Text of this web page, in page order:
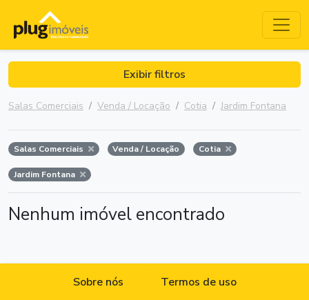
Exibir filtros
Salas Comerciais Venda / Locação Cotia Jardim Fontana
Salas Comerciais Venda / Locação Cotia
Jardim Fontana
Nenhum imóvel encontrado
Sobre nós
Termos de uso